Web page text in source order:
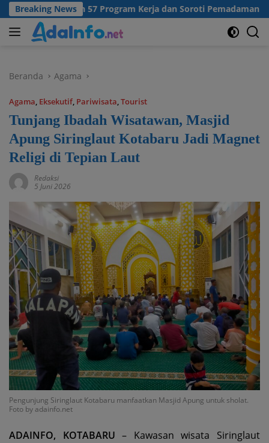
Langsung
ke
konten
Breaking News
Matangkan 57 Program Kerja dan Soroti Pemadaman Listrik
Beranda Agama
Agama, Eksekutif, Pariwisata,Tourist
Tunjang Ibadah Wisatawan, Masjid
Apung Siringlaut Kotabaru Jadi Magnet
Religi di Tepian Laut
Redaksi
5 Juni 2026
Pengunjung Siringlaut Kotabaru manfaatkan Masjid Apung untuk sholat.
Foto by adainfo.net
ADAINFO, KOTABARU – Kawasan wisata Siringlaut